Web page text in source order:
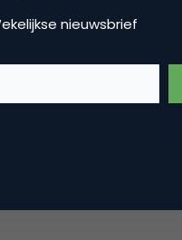
nieuwsbrief